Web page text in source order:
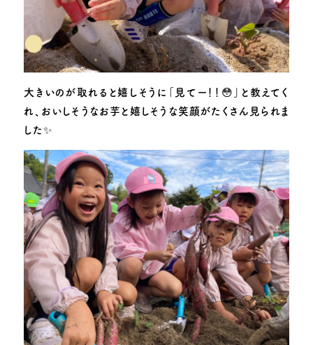
大きいのが取れると嬉しそうに「見てー！！😳」と教えてく
れ、おいしそうなお芋と嬉しそうな笑顔がたくさん見られま
した✨